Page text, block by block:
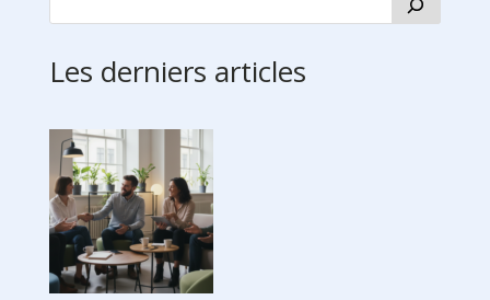
Les derniers articles